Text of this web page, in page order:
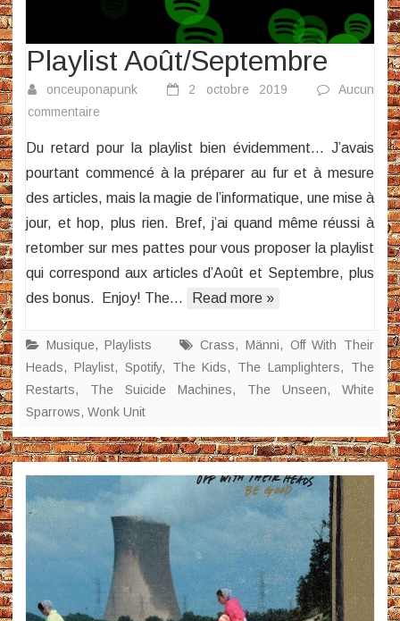
Playlist Août/Septembre
onceuponapunk 2 octobre 2019
Aucun
commentaire
Août/Septembre
Du retard pour la playlist bien évidemment… J’avais
pourtant commencé à la préparer au fur et à mesure
des articles, mais la magie de l’informatique, une mise à
jour, et hop, plus rien. Bref, j’ai quand même réussi à
retomber sur mes pattes pour vous proposer la playlist
qui correspond aux articles d’Août et Septembre, plus
des bonus. Enjoy! The…
Read more »
Musique,Playlists Crass, Männi, Off With Their
Heads, Playlist, Spotify, The Kids, The Lamplighters, The
Restarts, The Suicide Machines, The Unseen, White
Sparrows, Wonk Unit